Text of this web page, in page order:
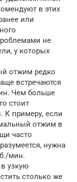
в этих
или
не
у которых
отжим редко
встречаются
Чем больше
стоит
К примеру, если
отжим в
часто
нужна
мин.
узкую
столько же